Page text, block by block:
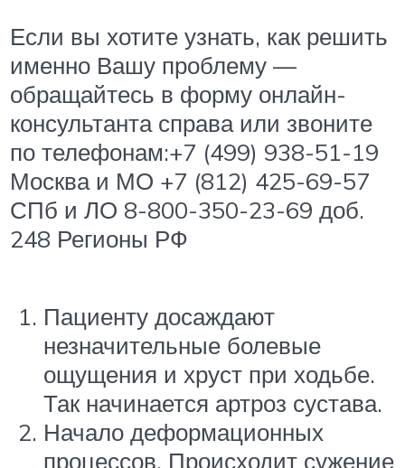
Если вы хотите узнать, как решить
именно Вашу проблему —
обращайтесь в форму онлайн-
консультанта справа или звоните
по телефонам:+7 (499) 938-51-19
Москва и МО +7 (812) 425-69-57
СПб и ЛО 8-800-350-23-69 доб.
248 Регионы РФ
Пациенту досаждают
незначительные болевые
ощущения и хруст при ходьбе.
Так начинается артроз сустава.
Начало деформационных
процессов. Происходит сужение